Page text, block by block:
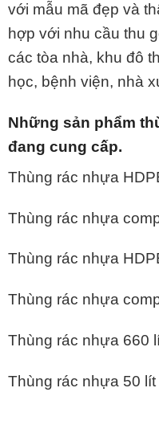
với mẫu mã đẹp và
hợp với nhu cầu thu
các tòa nhà, khu đô
học, bệnh viện, nhà
Những sản phẩm
đang cung cấp.
Thùng rác nhựa
Thùng rác nhựa
Thùng rác nhựa
Thùng rác nhựa
Thùng rác nhựa 660
Thùng rác nhựa 50 lít